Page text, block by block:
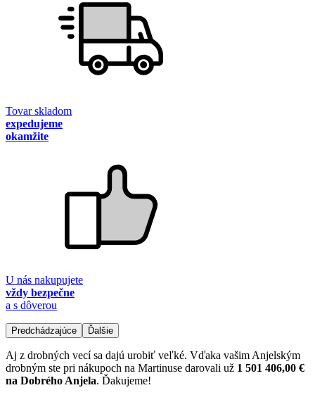
Tovar skladom
expedujeme
okamžite
U nás nakupujete
vždy bezpečne
a s dôverou
Predchádzajúce Ďalšie
Aj z drobných vecí sa dajú urobiť veľké. Vďaka vašim Anjelským
drobným ste pri nákupoch na Martinuse darovali už 1 501 406,00 €
na Dobrého Anjela. Ďakujeme!